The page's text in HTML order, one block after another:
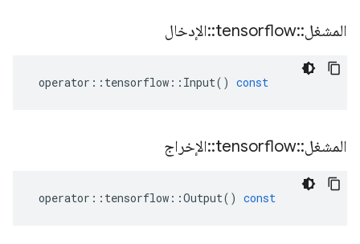
المشغل::
tensorflow
::الإدخال
operator :: tensorflow :: Input() const
المشغل::
tensorflow
::الإخراج
operator :: tensorflow ::Output() const